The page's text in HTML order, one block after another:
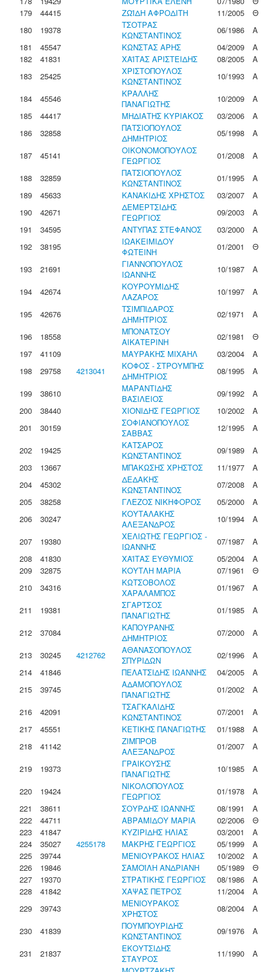
179
44415 ΖΩΪΔΗ ΑΦΡΟΔΙΤΗ 11/2005
Θ
180
19378
ΤΣΟΤΡΑΣ
ΚΩΝΣΤΑΝΤΙΝΟΣ
06/1986
Α
181
45547 ΚΩΝΣΤΑΣ ΑΡΗΣ 04/2009
Α
182
41831 ΧΑΪΤΑΣ ΑΡΙΣΤΕΙΔΗΣ 08/2005
Α
183
25425
ΧΡΙΣΤΟΠΟΥΛΟΣ
ΚΩΝΣΤΑΝΤΙΝΟΣ
10/1993
Α
184
45546
ΚΡΑΛΛΗΣ
ΠΑΝΑΓΙΩΤΗΣ
10/2009
Α
185
44417 ΜΗΔΙΑΤΗΣ ΚΥΡΙΑΚΟΣ 03/2006
Α
186
32858
ΠΑΤΣΙΟΠΟΥΛΟΣ
ΔΗΜΗΤΡΙΟΣ
05/1998
Α
187
45141
ΟΙΚΟΝΟΜΟΠΟΥΛΟΣ
ΓΕΩΡΓΙΟΣ
01/2008
Α
188
32859
ΠΑΤΣΙΟΠΟΥΛΟΣ
ΚΩΝΣΤΑΝΤΙΝΟΣ
01/1995
Α
189
45633 ΚΑΝΑΚΙΔΗΣ ΧΡΗΣΤΟΣ 03/2007
Α
190
42671
ΔΕΜΕΡΤΣΙΔΗΣ
ΓΕΩΡΓΙΟΣ
09/2003
Α
191
34595 ΑΝΤΥΠΑΣ ΣΤΕΦΑΝΟΣ 03/2000
Α
192
38195
ΙΩΑΚΕΙΜΙΔΟΥ
ΦΩΤΕΙΝΗ
01/2001
Θ
193
21691
ΓΙΑΝΝΟΠΟΥΛΟΣ
ΙΩΑΝΝΗΣ
10/1987
Α
194
42674
ΚΟΥΡΟΥΜΙΔΗΣ
ΛΑΖΑΡΟΣ
10/1997
Α
195
42676
ΤΣΙΜΠΙΔΑΡΟΣ
ΔΗΜΗΤΡΙΟΣ
02/1971
Α
196
18558
ΜΠΟΝΑΤΣΟΥ
ΑΙΚΑΤΕΡΙΝΗ
02/1981
Θ
197
41109 ΜΑΥΡΑΚΗΣ ΜΙΧΑΗΛ 03/2004
Α
198
29758 4213041
ΚΟΦΟΣ - ΣΤΡΟΥΜΠΗΣ
ΔΗΜΗΤΡΙΟΣ
08/1995
Α
199
38610
ΜΑΡΑΝΤΙΔΗΣ
ΒΑΣΙΛΕΙΟΣ
09/1992
Α
200
38440 ΧΙΟΝΙΔΗΣ ΓΕΩΡΓΙΟΣ 10/2002
Α
201
30159
ΣΟΦΙΑΝΟΠΟΥΛΟΣ
ΣΑΒΒΑΣ
12/1995
Α
202
19425
ΚΑΤΣΑΡΟΣ
ΚΩΝΣΤΑΝΤΙΝΟΣ
09/1989
Α
203
13667 ΜΠΑΚΩΣΗΣ ΧΡΗΣΤΟΣ 11/1977
Α
204
45302
ΔΕΔΑΚΗΣ
ΚΩΝΣΤΑΝΤΙΝΟΣ
07/2008
Α
205
38258 ΓΛΕΖΟΣ ΝΙΚΗΦΟΡΟΣ 05/2000
Α
206
30247
ΚΟΥΤΑΛΑΚΗΣ
ΑΛΕΞΑΝΔΡΟΣ
10/1994
Α
207
19380
ΧΕΛΙΩΤΗΣ ΓΕΩΡΓΙΟΣ -
ΙΩΑΝΝΗΣ
07/1987
Α
208
41830 ΧΑΪΤΑΣ ΕΥΘΥΜΙΟΣ 05/2004
Α
209
32875 ΚΟΥΤΛΗ ΜΑΡΙΑ 07/1961
Θ
210
34316
ΚΩΤΣΟΒΟΛΟΣ
ΧΑΡΑΛΑΜΠΟΣ
01/1967
Α
211
19381
ΣΓΑΡΤΣΟΣ
ΠΑΝΑΓΙΩΤΗΣ
01/1985
Α
212
37084
ΚΑΠΟΥΡΑΝΗΣ
ΔΗΜΗΤΡΙΟΣ
07/2000
Α
213
30245 4212762
ΑΘΑΝΑΣΟΠΟΥΛΟΣ
ΣΠΥΡΙΔΩΝ
02/1996
Α
214
41846 ΠΕΛΑΤΣΙΔΗΣ ΙΩΑΝΝΗΣ 04/2005
Α
215
39745
ΑΔΑΜΟΠΟΥΛΟΣ
ΠΑΝΑΓΙΩΤΗΣ
01/2002
Α
216
42091
ΤΣΑΓΚΑΛΙΔΗΣ
ΚΩΝΣΤΑΝΤΙΝΟΣ
07/2001
Α
217
45551 ΚΕΤΙΚΗΣ ΠΑΝΑΓΙΩΤΗΣ 01/1988
Α
218
41142
ΖΙΜΠΡΟΒ
ΑΛΕΞΑΝΔΡΟΣ
01/2007
Α
219
19373
ΓΡΑΙΚΟΥΣΗΣ
ΠΑΝΑΓΙΩΤΗΣ
10/1985
Α
220
19424
ΝΙΚΟΛΟΠΟΥΛΟΣ
ΓΕΩΡΓΙΟΣ
01/1978
Α
221
38611 ΣΟΥΡΔΗΣ ΙΩΑΝΝΗΣ 08/1991
Α
222
44711 ΑΒΡΑΜΙΔΟΥ ΜΑΡΙΑ 02/2006
Θ
223
41847 ΚΥΖΙΡΙΔΗΣ ΗΛΙΑΣ 03/2001
Α
224
35027 4255178 ΜΑΚΡΗΣ ΓΕΩΡΓΙΟΣ 05/1999
Α
225
39744 ΜΕΝΙΟΥΡΑΚΟΣ ΗΛΙΑΣ 10/2002
Α
226
19846 ΣΑΜΟΪΛΗ ΑΝΔΡΙΑΝΗ 05/1989
Θ
227
19370 ΣΤΡΑΤΙΚΗΣ ΓΕΩΡΓΙΟΣ 08/1986
Α
228
41842 ΧΑΨΑΣ ΠΕΤΡΟΣ 11/2004
Α
229
39743
ΜΕΝΙΟΥΡΑΚΟΣ
ΧΡΗΣΤΟΣ
08/2004
Α
230
41839
ΠΟΥΜΠΟΥΡΙΔΗΣ
ΚΩΝΣΤΑΝΤΙΝΟΣ
09/1976
Α
231
21837
ΕΚΟΥΤΣΙΔΗΣ
ΣΤΑΥΡΟΣ
11/1990
Α